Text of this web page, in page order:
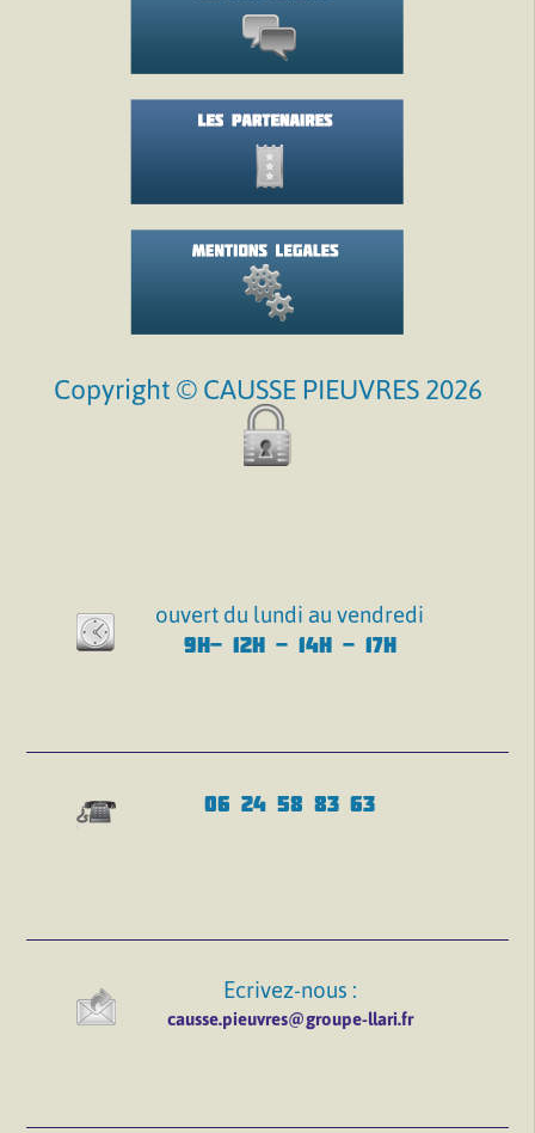
Copyright © CAUSSE PIEUVRES 2026
ouvert du lundi au vendredi
9H- 12H - 14H - 17H
06 24 58 83 63
Ecrivez-nous :
causse.pieuvres@groupe-llari.fr